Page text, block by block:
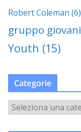
Robert Coleman (6)
gruppo giovani
Youth (15)
Categorie
a